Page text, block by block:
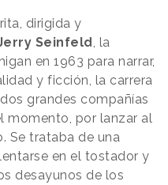
dirigida y
Seinfeld , la
en 1963 para narrar,
y ficción, la carrera
grandes compañías
momento, por lanzar al
Se trataba de una
en el tostador y
desayunos de los